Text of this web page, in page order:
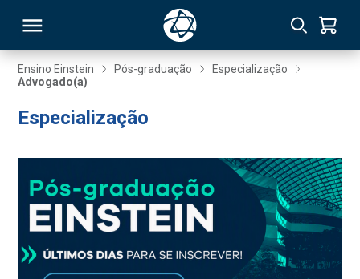
Ensino Einstein Pós-graduação
Especialização
Advogado(a)
Especialização